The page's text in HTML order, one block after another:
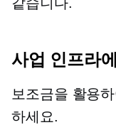
사업 인프라
보조금을 활용
하세요.